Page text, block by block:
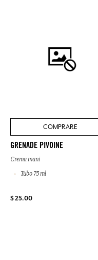
COMPRARE
GRENADE PIVOINE
Crema mani
Tubo 75 ml
$ 25.00